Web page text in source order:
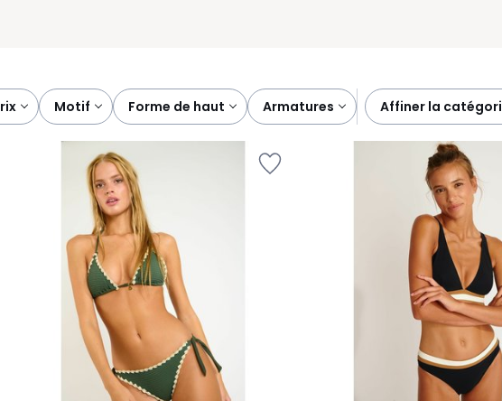
prix motif forme de haut armatures affiner la